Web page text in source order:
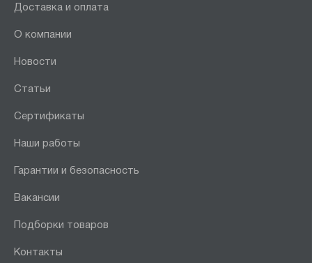
Доставка и оплата
О компании
Новости
Статьи
Сертификаты
Наши работы
Гарантии и безопасность
Вакансии
Подборки товаров
Контакты